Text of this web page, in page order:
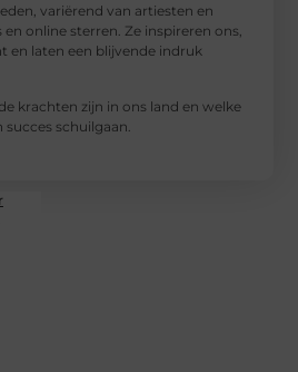
variërend van artiesten en
online sterren. Ze inspireren ons,
en laten een blijvende indruk
krachten zijn in ons land en welke
schuilgaan.